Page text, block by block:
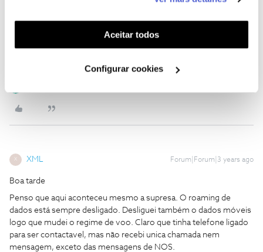
funcionalidades (cookies de personalização e
funcionalidade) e adaptar anúncios aos seus interesses
(cookies de publicidade personalizada). Pode gerir a
utilização dos cookies clicando em "Configurar
Aceitar todos
Configurar cookies
dicas, ajuda e novidades do Fórum NOS.
X XML Forum|Forum|3 years ago
Boa tarde
Penso que aqui aconteceu mesmo a supresa. O roaming de
dados está sempre desligado. Desliguei também o dados móveis
logo que mudei o regime de voo. Claro que tinha telefone ligado
para ser contactavel, mas não recebi unica chamada nem
mensagem, exceto das mensagens de NOS.